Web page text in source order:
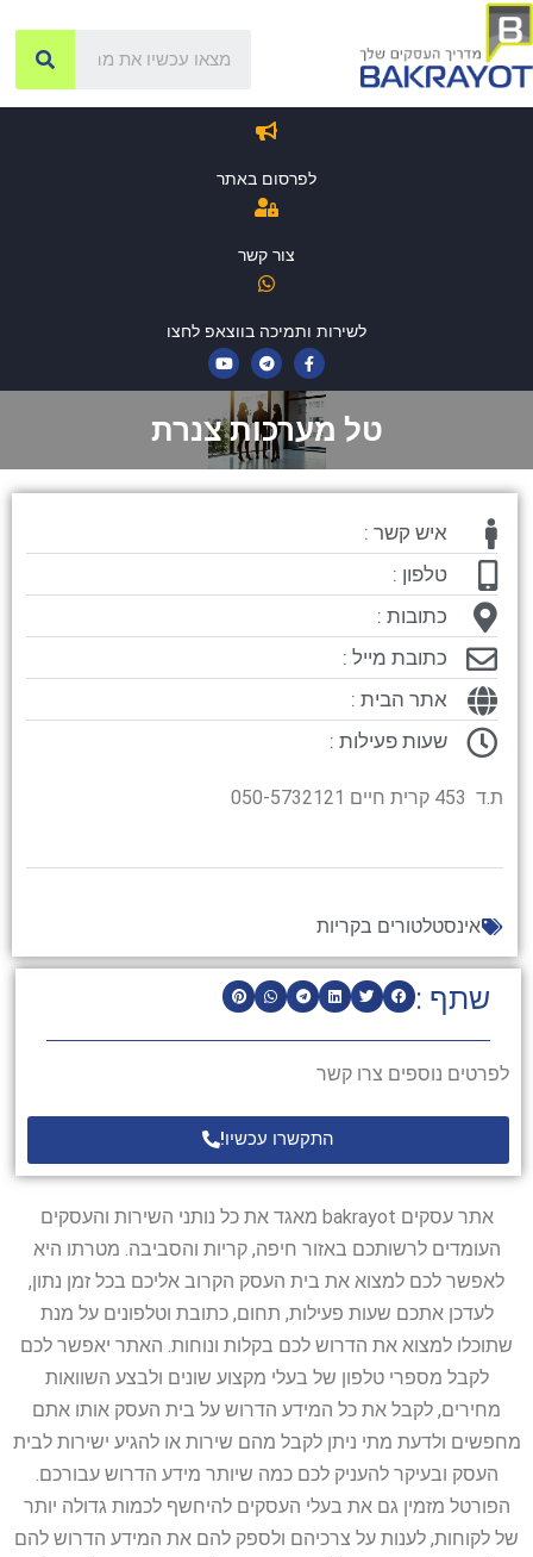
לפרסום באתר
צור קשר
לשירות ותמיכה בווצאפ לחצו
טל מערכות צנרת
שתף :
לפרטים נוספים צרו קשר
התקשרו עכשיו!
איש קשר :
טלפון :
כתובות :
כתובת מייל :
אתר הבית :
שעות פעילות :
ת.ד 453 קרית חיים 050-5732121
אינסטלטורים בקריות
אתר עסקים bakrayot מאגד את כל נותני השירות והעסקים
העומדים לרשותכם באזור חיפה, קריות והסביבה. מטרתו היא
לאפשר לכם למצוא את בית העסק הקרוב אליכם בכל זמן נתון,
לעדכן אתכם שעות פעילות, תחום, כתובת וטלפונים על מנת
שתוכלו למצוא את הדרוש לכם בקלות ונוחות. האתר יאפשר לכם
לקבל מספרי טלפון של בעלי מקצוע שונים ולבצע השוואות
מחירים, לקבל את כל המידע הדרוש על בית העסק אותו אתם
מחפשים ולדעת מתי ניתן לקבל מהם שירות או להגיע ישירות לבית
העסק ובעיקר להעניק לכם כמה שיותר מידע הדרוש עבורכם.
הפורטל מזמין גם את בעלי העסקים להיחשף לכמות גדולה יותר
של לקוחות, לענות על צרכיהם ולספק להם את המידע הדרוש להם